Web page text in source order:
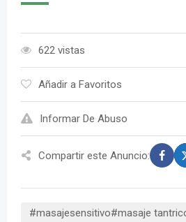
622 vistas
Añadir a Favoritos
Informar De Abuso
Compartir este Anuncio:
#masajesensitivo#masaje